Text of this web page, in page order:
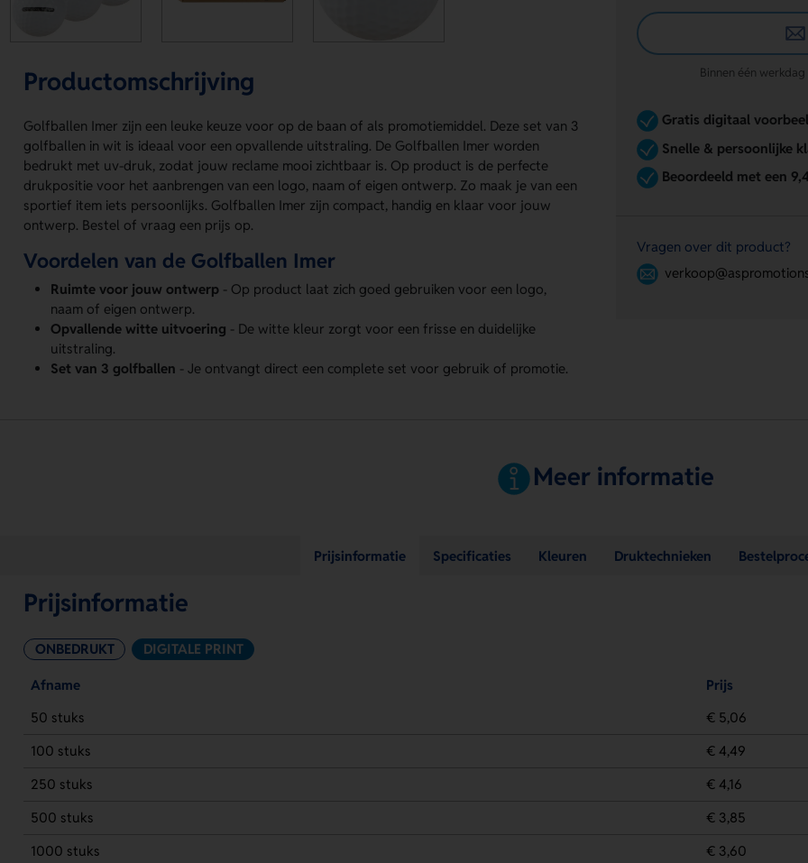
Productomschrijving
Golfballen Imer zijn een leuke keuze voor op de baan of als promotiemiddel. Deze set van 3
golfballen in wit is ideaal voor een opvallende uitstraling. De Golfballen Imer worden
bedrukt met uv-druk, zodat jouw reclame mooi zichtbaar is. Op product is de perfecte
drukpositie voor het aanbrengen van een logo, naam of eigen ontwerp. Zo maak je van een
sportief item iets persoonlijks. Golfballen Imer zijn compact, handig en klaar voor jouw
ontwerp. Bestel of vraag een prijs op.
Voordelen van de Golfballen Imer
Ruimte voor jouw ontwerp - Op product laat zich goed gebruiken voor een logo,
naam of eigen ontwerp.
Opvallende witte uitvoering - De witte kleur zorgt voor een frisse en duidelijke
uitstraling.
Set van 3 golfballen - Je ontvangt direct een complete set voor gebruik of promotie.
Binnen één
Gratis digitaal
Snelle & persoonlijke
Beoordeeld met een
Vragen over dit product?
Meer informatie
Prijsinformatie Specificaties Kleuren Druktechnieken
Prijsinformatie
ONBEDRUKT DIGITALE PRINT
Afname
Prijs
50 stuks
€ 5,06
100 stuks
€ 4,49
250 stuks
€ 4,16
500 stuks
€ 3,85
1000 stuks
€ 3,60